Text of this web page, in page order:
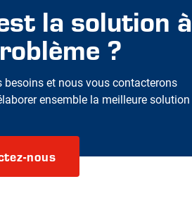
la solution à
?
besoins et nous vous contacterons
ensemble la meilleure solution
nous